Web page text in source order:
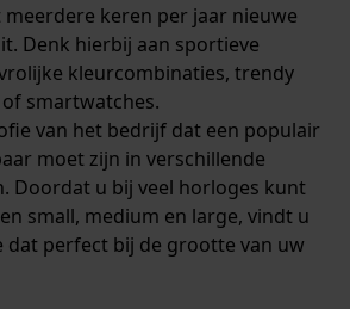
keren per jaar nieuwe
Denk hierbij aan sportieve
kleurcombinaties, trendy
smartwatches.
van het bedrijf dat een populair
moet zijn in verschillende
Doordat u bij veel horloges kunt
small, medium en large, vindt u
dat perfect bij de grootte van uw